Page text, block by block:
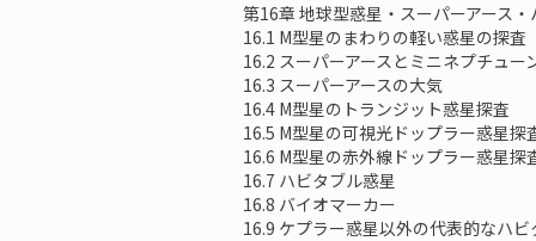
第16章 地球型惑星・スーパーアース
16.1 M型星のまわりの軽い惑星の探査
16.2 スーパーアースとミニネプチュー
16.3 スーパーアースの大気
16.4 M型星のトランジット惑星探査
16.5 M型星の可視光ドップラー惑星探
16.6 M型星の赤外線ドップラー惑星探
16.7 ハビタブル惑星
16.8 バイオマーカー
16.9 ケプラー惑星以外の代表的なハ